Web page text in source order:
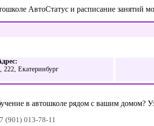
АвтоСтатус и расписание занятий
222, Екатеринбург
в автошколе рядом с вашим домом?
(901) 013-78-11